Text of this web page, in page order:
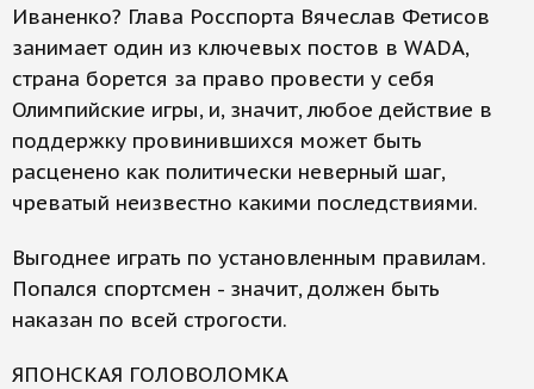
Иваненко? Глава Росспорта Вячеслав Фетисов
занимает один из ключевых постов в WADA,
страна борется за право провести у себя
Олимпийские игры, и, значит, любое действие в
поддержку провинившихся может быть
расценено как политически неверный шаг,
чреватый неизвестно какими последствиями.
Выгоднее играть по установленным правилам.
Попался спортсмен - значит, должен быть
наказан по всей строгости.
ЯПОНСКАЯ ГОЛОВОЛОМКА